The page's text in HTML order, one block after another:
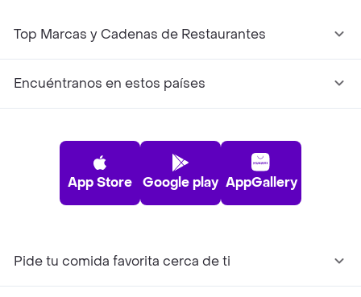
Top Marcas y Cadenas de Restaurantes
Encuéntranos en estos países
App Store Google play AppGallery
Pide tu comida favorita cerca de ti